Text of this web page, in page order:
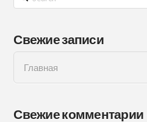
Свежие записи
Главная
Свежие комментарии